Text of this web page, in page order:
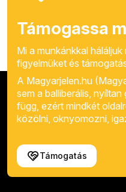
Támogassa
Mi a munkánkkal
figyelmüket és
A Magyarjelen.hu
sem a balliberális,
függ, ezért mindkét
közölni, oknyomozni,
Támogatás